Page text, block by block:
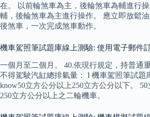
在。 以前輪煞車為主，後輪煞車為輔進行
輔，後輪煞車為主進行操作。 應立即放鬆
後煞車，一次完成煞車動作。
機車駕照筆試題庫線上測驗: 使用電子郵件
一個月至二個月。 40.依現行規定，持普通
不得駕駛汽缸總排氣量： I 機車駕照筆試題
know50立方公分以上250立方公分以下。
250立方公分以上之二輪機車。